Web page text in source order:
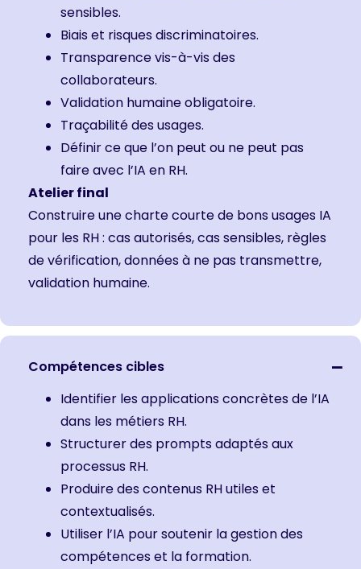
sensibles.
Biais et risques discriminatoires.
Transparence vis-à-vis des
collaborateurs.
Validation humaine obligatoire.
Traçabilité des usages.
Définir ce que l’on peut ou ne peut pas
faire avec l’IA en RH.
Atelier final
Construire une charte courte de bons usages IA
pour les RH : cas autorisés, cas sensibles, règles
de vérification, données à ne pas transmettre,
validation humaine.
Compétences cibles
Identifier les applications concrètes de l’IA
dans les métiers RH.
Structurer des prompts adaptés aux
processus RH.
Produire des contenus RH utiles et
contextualisés.
Utiliser l’IA pour soutenir la gestion des
compétences et la formation.